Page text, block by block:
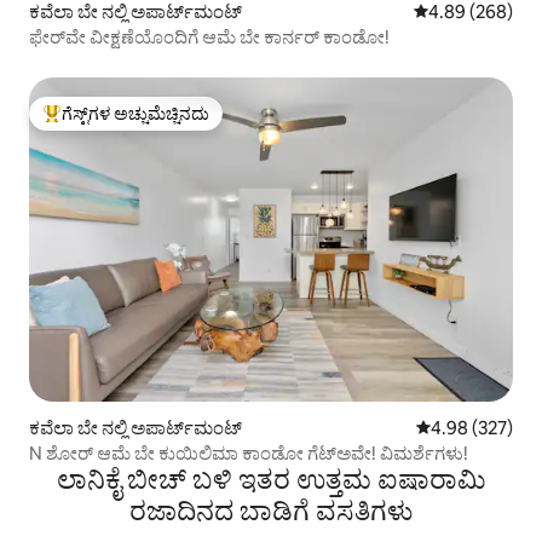
ಕವೆಲಾ ಬೇ ನಲ್ಲಿ ಅಪಾರ್ಟ್‌ಮಂಟ್ 5 ರಲ್ಲಿ 4.89
4.89 (268)
ಫೇರ್‌ವೇ ವೀಕ್ಷಣೆಯೊಂದಿಗೆ ಆಮೆ ಬೇ ಕಾರ್ನರ್ ಕಾಂಡೋ!
ಗೆಸ್ಟ್‌ಗಳಿಗೆ ಅತಿ ಹೆಚ್ಚು ಅಚ್ಚುಮೆಚ್ಚಿನದು
ಗೆಸ್ಟ್‌ಗಳ ಅಚ್ಚುಮೆಚ್ಚಿನದು
ಕವೆಲಾ ಬೇ ನಲ್ಲಿ ಅಪಾರ್ಟ್‌ಮಂಟ್ 5 ರಲ್ಲಿ 4.98
4.98 (327)
N ಶೋರ್ ಆಮೆ ಬೇ ಕುಯಿಲಿಮಾ ಕಾಂಡೋ ಗೆಟ್‌ಅವೇ! ವಿಮರ್ಶೆಗಳು!
ಲಾನಿಕೈ ಬೀಚ್ ಬಳಿ ಇತರ ಉತ್ತಮ ಐಷಾರಾಮಿ
ರಜಾದಿನದ ಬಾಡಿಗೆ ವಸತಿಗಳು